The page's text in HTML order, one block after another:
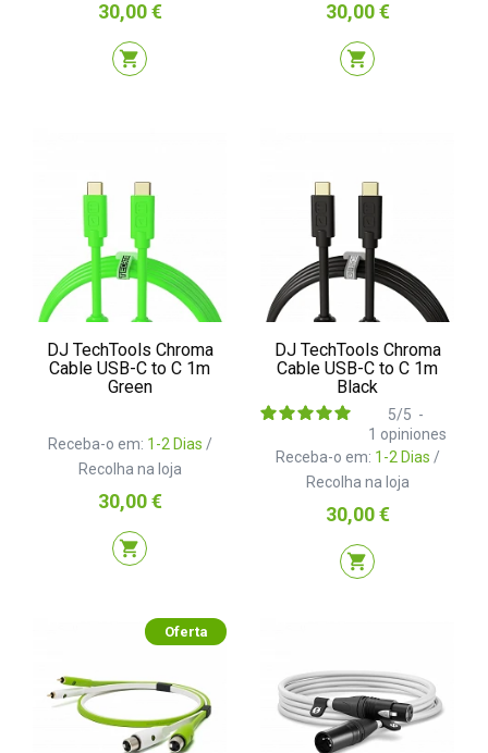
Preço
30,00 €
shopping_cart
Preço
30,00 €
shopping_cart
DJ TechTools Chroma
Cable USB-C to C 1m
Green
Receba-o em: 1-2 Dias /
Recolha na loja
Preço
30,00 €
shopping_cart
DJ TechTools Chroma
Cable USB-C to C 1m
Black
Receba-o em: 1-2 Dias /
Recolha na loja
5/5 -
1 opiniones
Preço
30,00 €
shopping_cart
Oferta